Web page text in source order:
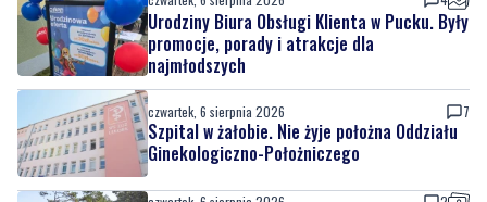
czwartek, 6 sierpnia 2026 7
Szpital w żałobie. Nie żyje położna Oddziału
Ginekologiczno-Położniczego
czwartek, 6 sierpnia 2026 2
Nowy odcinek szlaku rowerowego nad
Bałtykiem. Powodem zmiany budowa
elektrowni jądrowej